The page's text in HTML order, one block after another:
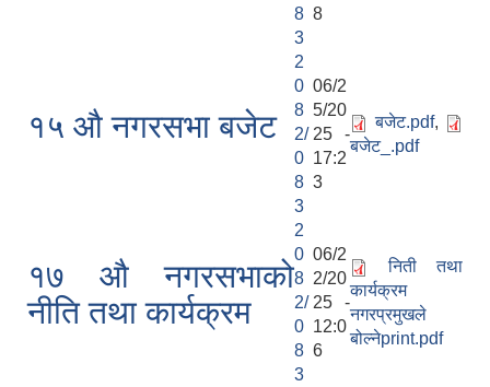
8
3
8
१५ औ नगरसभा बजेट
2
0
8
2/
0
8
3
06/2
5/20
25 -
17:2
3
बजेट.pdf,
बजेट_.pdf
१७ औ नगरसभाको
नीति तथा कार्यक्रम
2
0
8
2/
0
8
3
06/2
2/20
25 -
12:0
6
निती तथा
कार्यक्रम
नगरप्रमुखले
बोल्नेprint.pdf